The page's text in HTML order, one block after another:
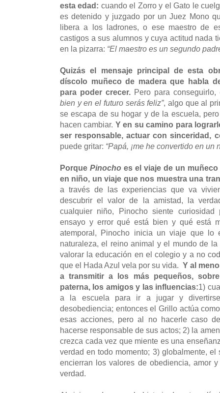
esta edad: cuando el Zorro y el Gato le
es detenido y juzgado por un Juez Mono
libera a los ladrones, o ese maestro de
castigos a sus alumnos y cuya actitud nada
en la pizarra: “El maestro es un segundo
Quizás el mensaje principal de esta
díscolo muñeco de madera que habla
para poder crecer. Pero para
bien y en el futuro serás feliz”, algo que al
se escapa de su hogar y de la escuela,
hacen cambiar. Y en su camino para
ser responsable, actuar con sinceridad,
puede gritar: “Papá, ¡me he convertido en un
Porque Pinocho es el viaje de un
en niño, un viaje que nos muestra una
a través de las experiencias que va
descubrir el valor de la amistad, la
cualquier niño, Pinocho siente
ensayo y error qué está bien y qué está
atemporal, Pinocho inicia un viaje que lo
naturaleza, el reino animal y el mundo de
valorar la educación en el colegio y a no
que el Hada Azul vela por su vida. Y al
a transmitir a los más pequeños,
paterna, los amigos y las influencias:1)
a la escuela para ir a jugar y
desobediencia; entonces el Grillo actúa
esas acciones, pero al no hacerle caso
hacerse responsable de sus actos; 2) la
crezca cada vez que miente es una
verdad en todo momento; 3) globalmente,
encierran los valores de obediencia, amor
verdad.